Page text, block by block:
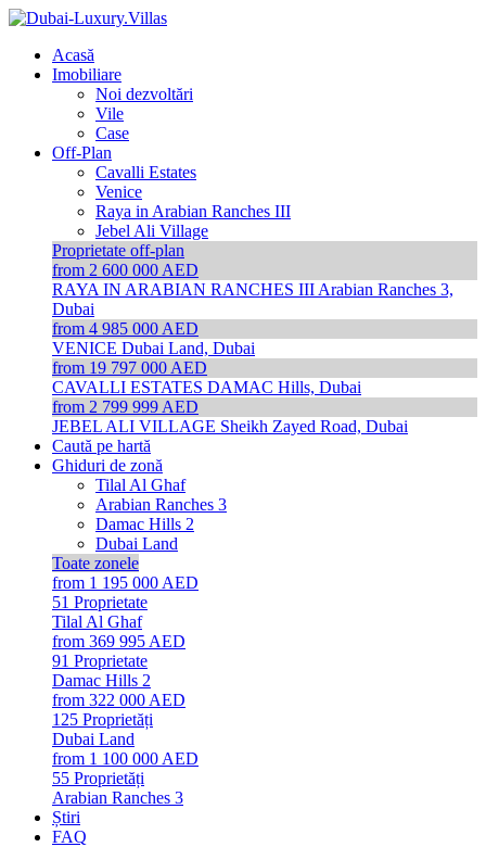
Acasă
Imobiliare
Noi dezvoltări
Vile
Case
Off-Plan
Cavalli Estates
Venice
Raya in Arabian Ranches III
Jebel Ali Village
Proprietate off-plan
from 2 600 000 AED
RAYA IN ARABIAN RANCHES III Arabian Ranches 3,
Dubai
from 4 985 000 AED
VENICE Dubai Land, Dubai
from 19 797 000 AED
CAVALLI ESTATES DAMAC Hills, Dubai
from 2 799 999 AED
JEBEL ALI VILLAGE Sheikh Zayed Road, Dubai
Caută pe hartă
Ghiduri de zonă
Tilal Al Ghaf
Arabian Ranches 3
Damac Hills 2
Dubai Land
Toate zonele
from 1 195 000 AED
51 Proprietate
Tilal Al Ghaf
from 369 995 AED
91 Proprietate
Damac Hills 2
from 322 000 AED
125 Proprietăți
Dubai Land
from 1 100 000 AED
55 Proprietăți
Arabian Ranches 3
Știri
FAQ